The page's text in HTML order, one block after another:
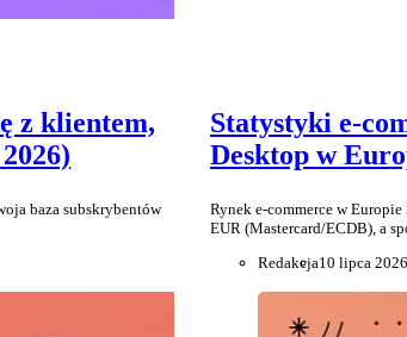
z klientem,
baza subskrybentów
Statystyki e-
Desktop w
Rynek e-commerce w
EUR (Mastercard/ECDB), a
Redakcja10 lipca 2026